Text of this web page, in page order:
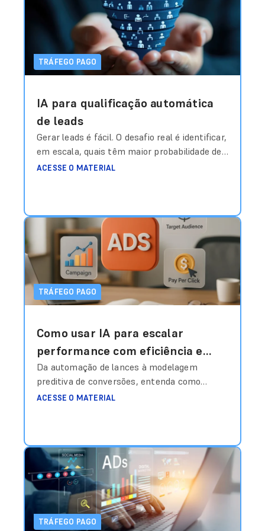
meta?”. Durante anos, essa resposta foi
construída com base em média histórica,
Ler mais
TRÁFEGO PAGO
IA para qualificação automática
de leads
Gerar leads é fácil. O desafio real é identificar,
em escala, quais têm maior probabilidade de
virar receita — antes mesmo do time
Quanto mais baixo, melhor. Mas existe um
problema estrutural nisso: Lead
Ler mais
ACESSE O MATERIAL
TRÁFEGO PAGO
Como usar IA para escalar
performance com eficiência e
inteligência estratégica?
Da automação de lances à modelagem
preditiva de conversões, entenda como
estruturar dados, treinar algoritmos e
“operador de painel”. Ajustava lance
manualmente, escolhia palavra-chave,
definia segmentação, pausava anúncios com
base em feeling e comemorava quando o
Ler mais
ACESSE O MATERIAL
TRÁFEGO PAGO